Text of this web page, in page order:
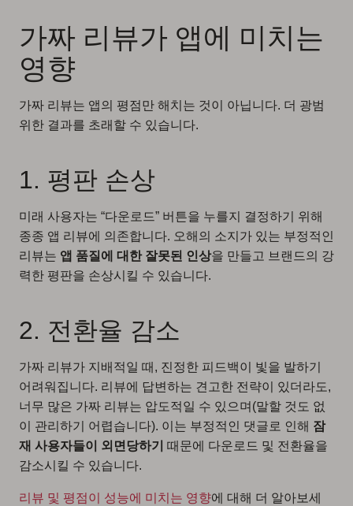
가짜 리뷰가 앱에 미치는
영향
가짜 리뷰는 앱의 평점만 해치는 것이 아닙니다. 더 광범
위한 결과를 초래할 수 있습니다.
1. 평판 손상
미래 사용자는 “다운로드” 버튼을 누를지 결정하기 위해
종종 앱 리뷰에 의존합니다. 오해의 소지가 있는 부정적인
리뷰는 앱 품질에 대한 잘못된 인상을 만들고 브랜드의 강
력한 평판을 손상시킬 수 있습니다.
2. 전환율 감소
가짜 리뷰가 지배적일 때, 진정한 피드백이 빛을 발하기
어려워집니다. 리뷰에 답변하는 견고한 전략이 있더라도,
너무 많은 가짜 리뷰는 압도적일 수 있으며(말할 것도 없
이 관리하기 어렵습니다). 이는 부정적인 댓글로 인해 잠
재 사용자들이 외면당하기 때문에 다운로드 및 전환율을
감소시킬 수 있습니다.
리뷰 및 평점이 성능에 미치는 영향에 대해 더 알아보세